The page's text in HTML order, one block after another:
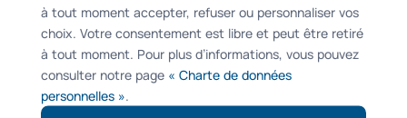
comme hiver de manière simple et efficace.
à tout moment accepter, refuser ou personnaliser vos
choix. Votre consentement est libre et peut être retiré
à tout moment. Pour plus d’informations, vous pouvez
consulter notre page « Charte de données
personnelles ».